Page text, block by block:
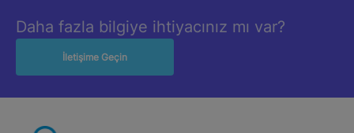
Daha fazla bilgiye ihtiyacınız mı var?
İletişime Geçin